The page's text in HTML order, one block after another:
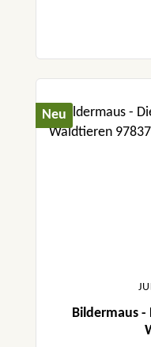
Neu
Bildermaus -